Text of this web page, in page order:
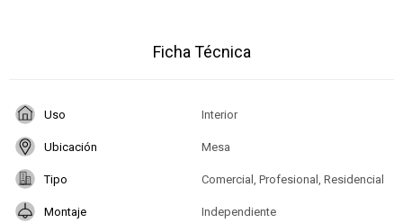
Ficha Técnica
Uso Interior
Ubicación Mesa
Tipo Comercial, Profesional, Residencial
Montaje Independiente